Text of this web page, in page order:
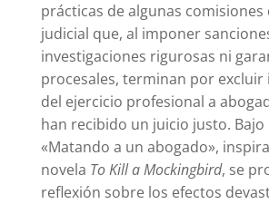
prácticas de algunas comisiones
judicial que, al imponer
investigaciones rigurosas ni
procesales, terminan por
del ejercicio profesional a
han recibido un juicio justo.
«Matando a un abogado»,
novela To Kill a Mockingbird, se
reflexión sobre los efectos